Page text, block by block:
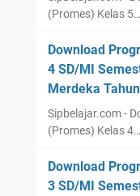
(Promes) Kelas 5…
Download
4 SD/MI
Merdeka
Sipbelajar.com -
(Promes) Kelas 4…
Download
3 SD/MI